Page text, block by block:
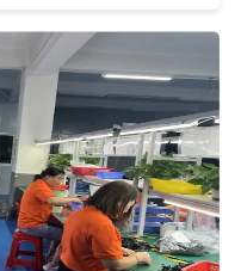
antidérapantes, riches
options de couleurs et
matériau PVC
écologique non toxique